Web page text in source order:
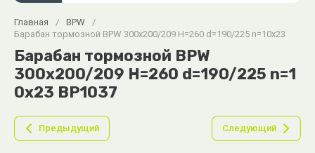
Главная / BPW
/
Барабан тормозной BPW 300x200/209 H=260 d=190/225 n=10x23
Барабан тормозной BPW
300x200/209 H=260 d=190/225 n=1
0x23 BP1037
Предыдущий Следующий